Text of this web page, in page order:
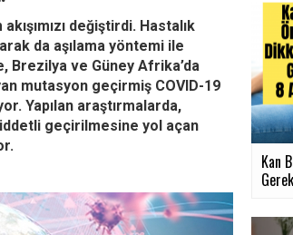
değiştirdi. Hastalık
da aşılama yöntemi ile
Brezilya ve Güney Afrika’da
mutasyon geçirmiş COVID-19
Yapılan araştırmalarda,
şiddetli geçirilmesine yol açan
Kan